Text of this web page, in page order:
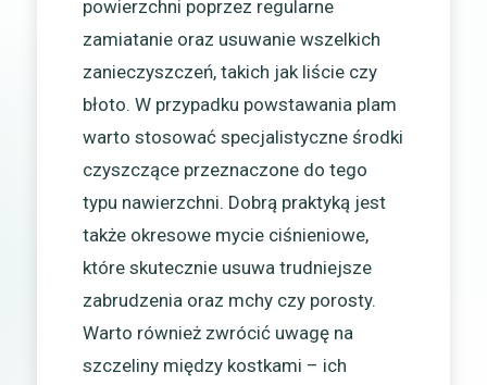
powierzchni poprzez regularne
zamiatanie oraz usuwanie wszelkich
zanieczyszczeń, takich jak liście czy
błoto. W przypadku powstawania plam
warto stosować specjalistyczne środki
czyszczące przeznaczone do tego
typu nawierzchni. Dobrą praktyką jest
także okresowe mycie ciśnieniowe,
które skutecznie usuwa trudniejsze
zabrudzenia oraz mchy czy porosty.
Warto również zwrócić uwagę na
szczeliny między kostkami – ich